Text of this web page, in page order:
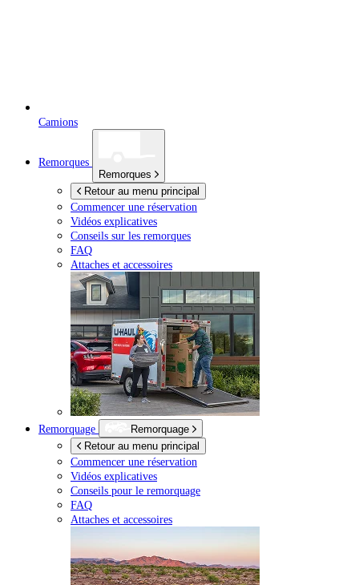
Camions
Remorques
Remorques
Retour au menu principal
Commencer une réservation
Vidéos explicatives
Conseils sur les remorques
FAQ
Attaches et accessoires
Remorquage
Remorquage
Retour au menu principal
Commencer une réservation
Vidéos explicatives
Conseils pour le remorquage
FAQ
Attaches et accessoires